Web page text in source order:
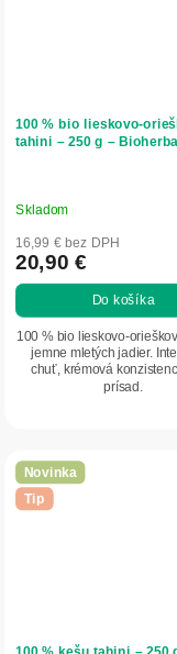
100 % bio lieskovo-
tahini – 250 g – Bioherba
Skladom
16,99 € bez DPH
20,90 €
Do košíka
100 % bio lieskovo-
jemne mletých jadier.
chuť, krémová
prísad.
Novinka
Tip